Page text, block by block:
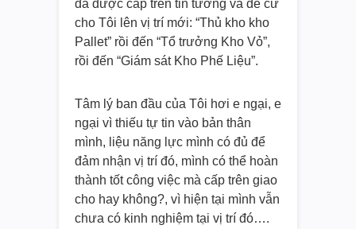
đã được cấp trên tin tưởng và đề cử
cho Tôi lên vị trí mới: “Thủ kho kho
Pallet” rồi đến “Tổ trưởng Kho Vỏ”,
rồi đến “Giám sát Kho Phế Liệu”.
Tâm lý ban đầu của Tôi hơi e ngại, e
ngại vì thiếu tự tin vào bản thân
mình, liệu năng lực mình có đủ để
đảm nhận vị trí đó, mình có thể hoàn
thành tốt công việc mà cấp trên giao
cho hay không?, vì hiện tại mình vẫn
chưa có kinh nghiệm tại vị trí đó….